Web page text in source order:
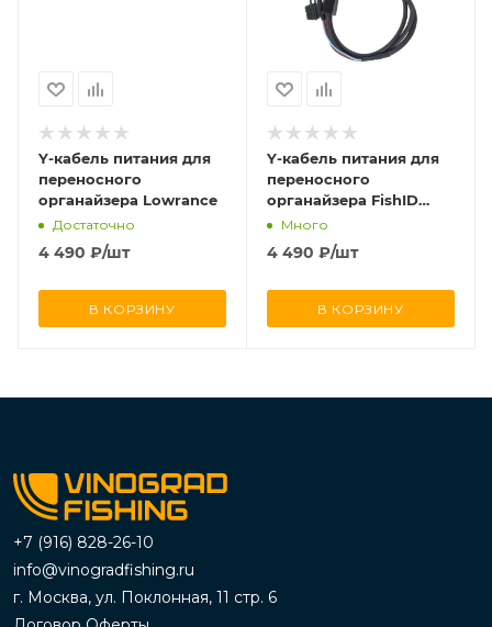
Y-кабель питания для
переносного
органайзера Lowrance
Достаточно
4 490 ₽/шт
В КОРЗИНУ
Y-кабель питания для
переносного
органайзера FishID
(ECHOMAP Ultra / UHD /
UHD2 и GLS10)
Много
4 490 ₽/шт
В КОРЗИНУ
+7 (916) 828-26-10
info@vinogradfishing.ru
г. Москва, ул. Поклонная, 11 стр. 6